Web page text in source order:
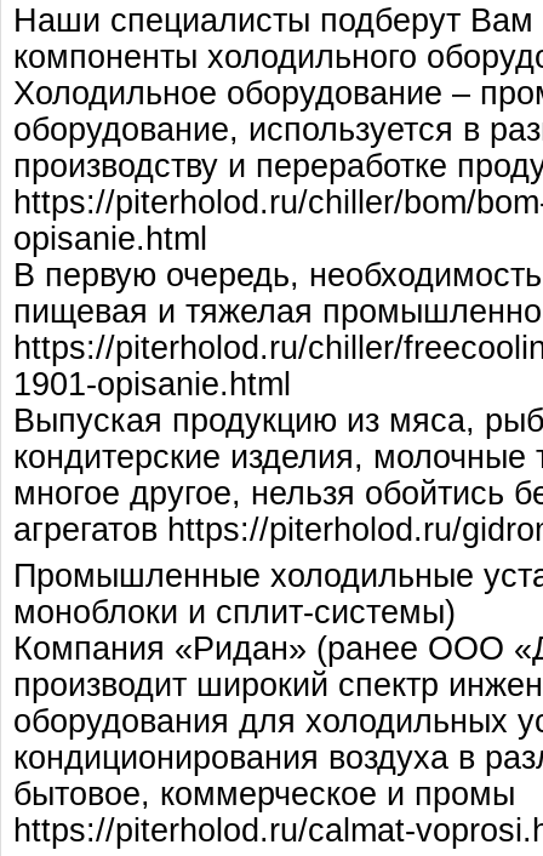
Наши специалисты подберут
компоненты холодильного
Холодильное оборудование –
оборудование, используется в
производству и переработке
https://piterholod.ru/chiller/bom/
opisanie.html
В первую очередь,
пищевая и тяжелая
https://piterholod.ru/chiller/
1901-opisanie.html
Выпуская продукцию из мяса,
кондитерские изделия, молочные
многое другое, нельзя обойтись
агрегатов https://piterholod.ru/
Промышленные холодильные
моноблоки и сплит-системы)
Компания «Ридан» (ранее ООО
производит широкий спектр
оборудования для холодильных
кондиционирования воздуха в
бытовое, коммерческое и промы
https://piterholod.ru/calmat-